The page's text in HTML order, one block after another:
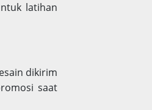
latihan
dikirim
saat